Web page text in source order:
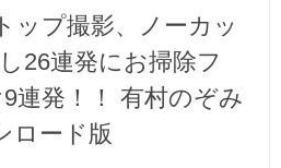
ップ撮影、ノーカッ
26連発にお掃除フ
連発！！ 有村のぞみ
ロード版